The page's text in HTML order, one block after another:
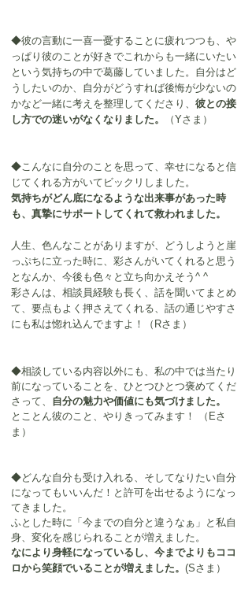
◆彼の言動に一喜一憂することに疲れつつも、や
っぱり彼のことが好きでこれからも一緒にいたい
という気持ちの中で葛藤していました。自分はど
うしたいのか、自分がどうすれば後悔が少ないの
かなど一緒に考えを整理してくださり、 彼との接
し方での迷いがなくなりました。
（Yさま）
◆こんなに自分のことを思って、幸せになると信
じてくれる方がいてビックリしました。
気持ちがどん底になるような出来事があった時
も、真摯にサポートしてくれて救われました。
人生、色んなことがありますが、どうしようと崖
っぷちに立った時に、彩さんがいてくれると思う
となんか、今後も色々と立ち向かえそう^ ^
彩さんは、相談員経験も長く、話を聞いてまとめ
て、要点もよく押さえてくれる、話の通じやすさ
にも私は惚れ込んでますよ！（Rさま）
◆相談している内容以外にも、私の中では当たり
前になっていることを、ひとつひとつ褒めてくだ
さって、 自分の魅力や価値にも気づけました。
とことん彼のこと、やりきってみます！
（Eさ
ま）
◆どんな自分も受け入れる、そしてなりたい自分
になってもいいんだ！と許可を出せるようになっ
てきました。
ふとした時に「今までの自分と違うなぁ」と私自
身、変化を感じられることが増えました。
なにより身軽になっているし、今までよりもココ
ロから笑顔でいることが増えました。 (Sさま）